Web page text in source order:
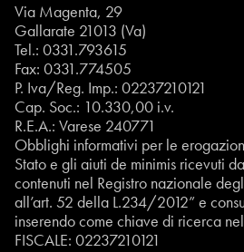
Via Magenta, 29
Gallarate 21013 (Va)
Tel.: 0331.793615
Fax: 0331.774505
P. Iva/Reg. Imp.: 02237210121
Cap. Soc.: 10.330,00 i.v.
R.E.A.: Varese 240771
Obblighi informativi per le
Stato e gli aiuti de minimis ricevuti
contenuti nel Registro nazionale
all’art. 52 della L.234/2012” e
inserendo come chiave di ricerca
FISCALE: 02237210121